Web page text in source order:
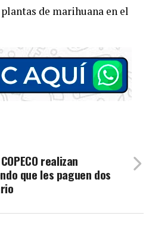
de marihuana en el
realizan
que les paguen dos